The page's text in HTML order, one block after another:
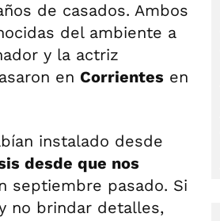
de casados. Ambos
del ambiente a
y la actriz
en Corrientes en
instalado desde
desde que nos
septiembre pasado. Si
no brindar detalles,